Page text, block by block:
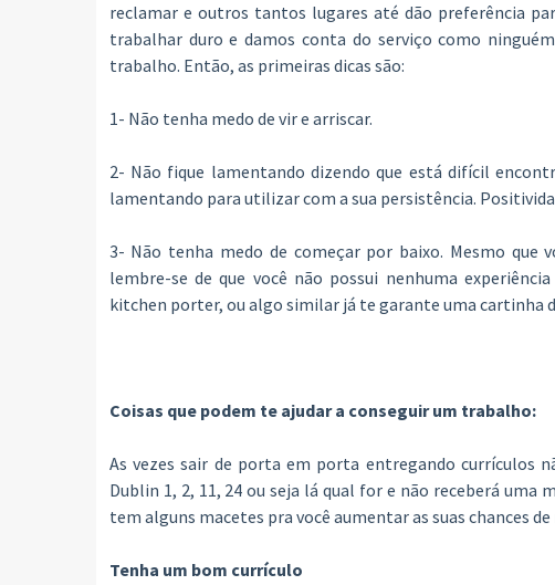
reclamar e outros tantos lugares até dão preferência
trabalhar duro e damos conta do serviço como
trabalho. Então, as primeiras dicas são:
1- Não tenha medo de vir e arriscar.
2- Não fique lamentando dizendo que está difícil
lamentando para utilizar com a sua persistência.
3- Não tenha medo de começar por baixo. Mesmo que
lembre-se de que você não possui nenhuma
kitchen porter, ou algo similar já te garante uma cartinha
Coisas que podem te ajudar a conseguir um trabalho:
As vezes sair de porta em porta entregando currículos
Dublin 1, 2, 11, 24 ou seja lá qual for e não receberá
tem alguns macetes pra você aumentar as suas chances
Tenha um bom currículo